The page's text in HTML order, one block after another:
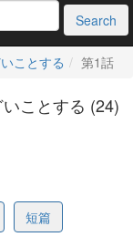
Search
ことする 第1話
ことする (24)
短篇